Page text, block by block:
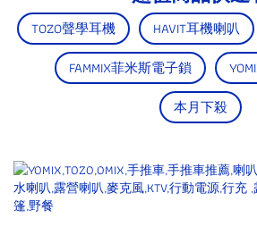
TOZO聲學耳機 HAVIT耳機喇叭
FAMMIX菲米斯電子鎖
本月下殺